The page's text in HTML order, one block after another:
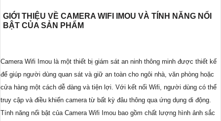
GIỚI THIỆU VỀ CAMERA WIFI IMOU VÀ TÍNH NĂNG NỔI
BẬT CỦA SẢN PHẨM
Camera Wifi Imou là một thiết bị giám sát an ninh thông minh được thiết kế
để giúp người dùng quan sát và giữ an toàn cho ngôi nhà, văn phòng hoặc
cửa hàng một cách dễ dàng và tiện lợi. Với kết nối Wifi, người dùng có thể
truy cập và điều khiển camera từ bất kỳ đâu thông qua ứng dụng di động.
Tính năng nổi bật của Camera Wifi Imou bao gồm chất lượng hình ảnh sắc